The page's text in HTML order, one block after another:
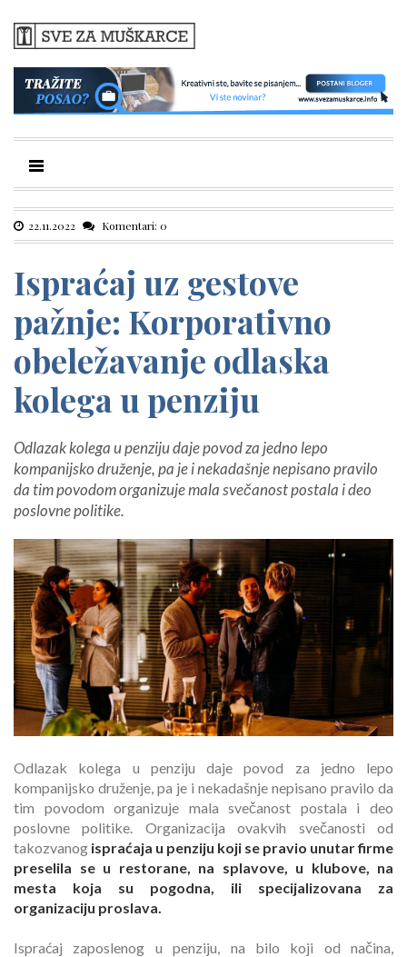
22.11.2022 Komentari: 0
Ispraćaj uz gestove
pažnje: Korporativno
obeležavanje odlaska
kolega u penziju
Odlazak kolega u penziju daje povod za jedno lepo
kompanijsko druženje, pa je i nekadašnje nepisano pravilo
da tim povodom organizuje mala svečanost postala i deo
poslovne politike.
Odlazak kolega u penziju daje povod za jedno lepo
kompanijsko druženje, pa je i nekadašnje nepisano pravilo da
tim povodom organizuje mala svečanost postala i deo
poslovne politike. Organizacija ovakvih svečanosti od
takozvanog ispraćaja u penziju koji se pravio unutar firme
preselila se u restorane, na splavove, u klubove, na
mesta koja su pogodna, ili specijalizovana za
organizaciju proslava.
Ispraćaj zaposlenog u penziju, na bilo koji od načina,